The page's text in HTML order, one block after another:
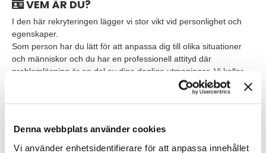
Denna webbplats använder cookies
Vi använder enhetsidentifierare för att anpassa innehållet
VEM ÄR DU?
I den här rekryteringen lägger vi stor vikt vid personlighet och
egenskaper.
Som person har du lätt för att anpassa dig till olika situationer
och människor och du har en professionell attityd där
problemlösning är en del av dina dagliga utmaningar. Vi kallar
det för en can do attityd, dvs här finns inga omöjliga uppgifter –
bara olika sätt att lösa det på. För att passa in i kulturen har du
Dina tidigare erfarenheter har gett dig god
koordineringsförmåga och du trivs med att arbeta i högt tempo